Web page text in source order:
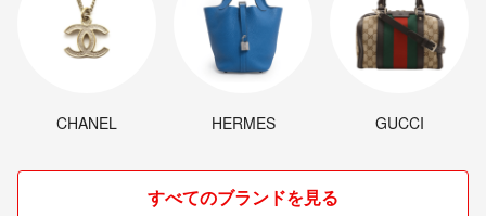
CHANEL HERMES GUCCI
すべてのブランドを見る